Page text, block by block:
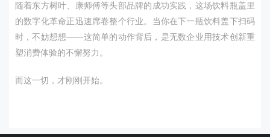
随着东方树叶、康师傅等头部品牌的成功实践，这场饮料瓶盖里
的数字化革命正迅速席卷整个行业。当你在下一瓶饮料盖下扫码
时，不妨想想——这简单的动作背后，是无数企业用技术创新重
塑消费体验的不懈努力。
而这一切，才刚刚开始。